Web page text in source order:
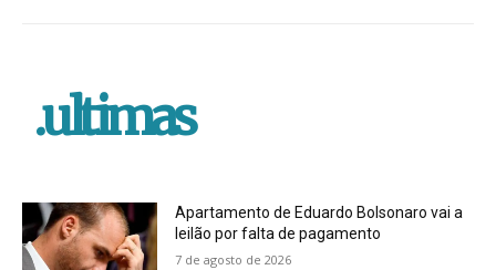
.ultimas
Apartamento de Eduardo Bolsonaro vai a
leilão por falta de pagamento
7 de agosto de 2026